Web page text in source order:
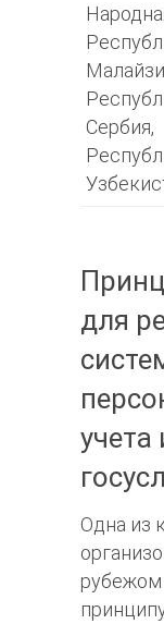
Сербия,
для
учета
Одна из
рубежом